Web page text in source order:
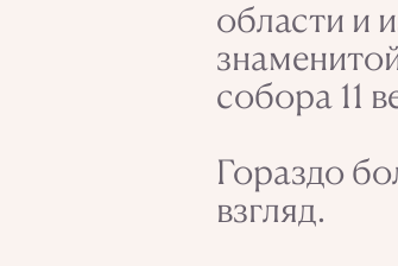
области и
собора 11
Гораздо
взгляд.